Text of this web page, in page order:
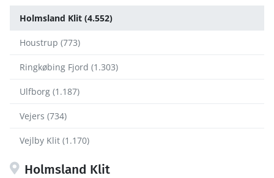
Holmsland Klit (4.552)
Houstrup (773)
Ringkøbing Fjord (1.303)
Ulfborg (1.187)
Vejers (734)
Vejlby Klit (1.170)
Holmsland Klit